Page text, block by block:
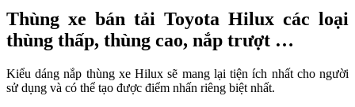
Thùng xe bán tải Toyota Hilux các loại
thùng thấp, thùng cao, nắp trượt …
Kiểu dáng nắp thùng xe Hilux sẽ mang lại tiện ích nhất cho người
sử dụng và có thể tạo được điểm nhấn riêng biệt nhất.